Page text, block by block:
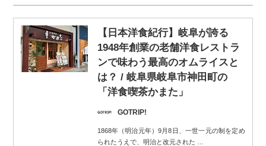
【日本洋食紀行】岐阜が誇る
1948年創業の老舗洋食レストラ
ンで味わう最高のオムライスと
は？ / 岐阜県岐阜市神田町の
「洋食喫茶かまた」
GOTRIP!
1868年（明治元年）9月8日、一世一元の制を定め
られたうえで、明治と改元された